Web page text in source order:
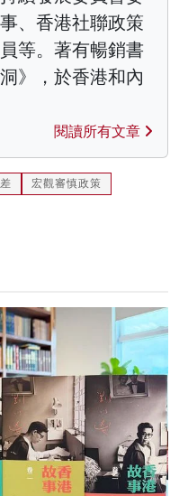
、香港社聯政策
等。著有暢銷書
》，於香港和內
閱讀所有文章
宏觀審慎政策